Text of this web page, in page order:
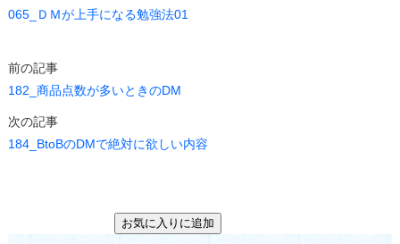
065_ＤＭが上手になる勉強法01
前の記事
182_商品点数が多いときのDM
次の記事
184_BtoBのDMで絶対に欲しい内容